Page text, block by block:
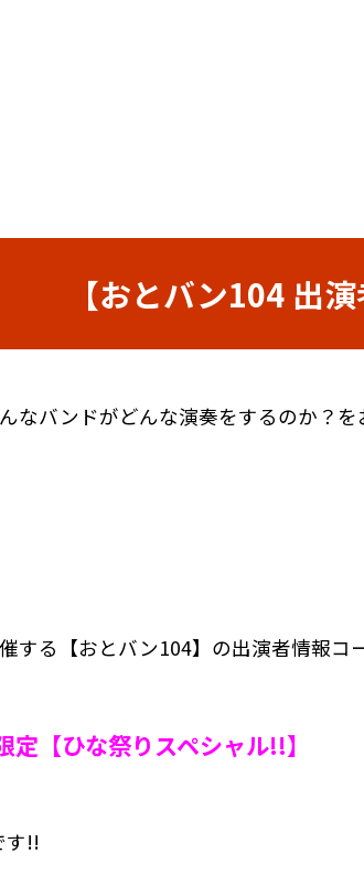
【おとバン104 出
なバンドがどんな演奏をするのか？
する【おとバン104】の出演者情報コ
定【ひな祭りスペシャル!!】
す!!